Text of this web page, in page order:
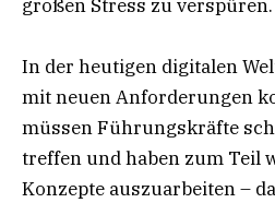
großen Stress zu verspüren.
In der heutigen digitalen
mit neuen Anforderungen
müssen Führungskräfte
treffen und haben zum Teil
Konzepte auszuarbeiten –